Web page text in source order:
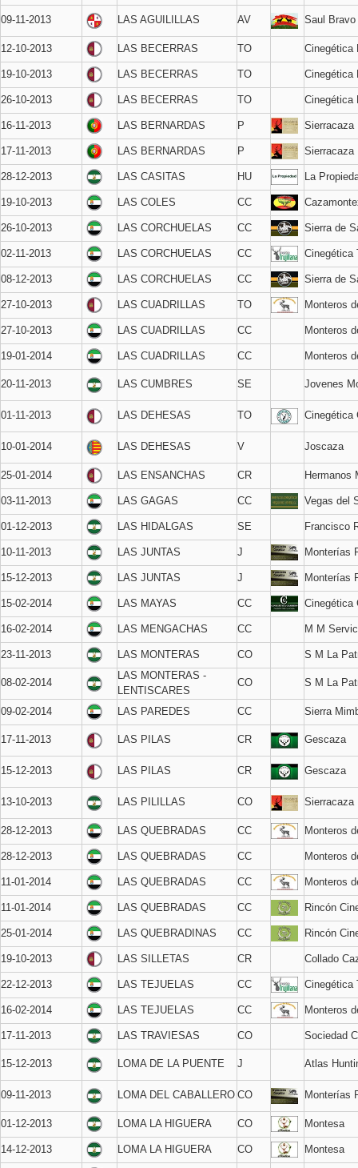
09-11-2013 LAS AGUILILLAS AV Saul
12-10-2013 LAS BECERRAS TO Cinegética
19-10-2013 LAS BECERRAS TO Cinegética
26-10-2013 LAS BECERRAS TO Cinegética
16-11-2013 LAS BERNARDAS P Sierracaza
17-11-2013 LAS BERNARDAS P Sierracaza
28-12-2013 LAS CASITAS HU La
19-10-2013 LAS COLES CC
26-10-2013 LAS CORCHUELAS CC Sierra de
02-11-2013 LAS CORCHUELAS CC Cinegética
08-12-2013 LAS CORCHUELAS CC Sierra de
27-10-2013 LAS CUADRILLAS TO Monteros
27-10-2013 LAS CUADRILLAS CC Monteros
19-01-2014 LAS CUADRILLAS CC Monteros
20-11-2013 LAS CUMBRES SE Jovenes
01-11-2013 LAS DEHESAS TO Cinegética
10-01-2014 LAS DEHESAS V Joscaza
25-01-2014 LAS ENSANCHAS CR Hermanos
03-11-2013 LAS GAGAS CC Vegas del
01-12-2013 LAS HIDALGAS SE Francisco
10-11-2013 LAS JUNTAS J Monterías
15-12-2013 LAS JUNTAS J Monterías
15-02-2014 LAS MAYAS CC Cinegética
16-02-2014 LAS MENGACHAS CC M M
23-11-2013 LAS MONTERAS CO S M La
08-02-2014
LAS MONTERAS -
LENTISCARES
CO S M La
09-02-2014 LAS PAREDES CC Sierra
17-11-2013 LAS PILAS CR Gescaza
15-12-2013 LAS PILAS CR Gescaza
13-10-2013 LAS PILILLAS CO Sierracaza
28-12-2013 LAS QUEBRADAS CC Monteros
28-12-2013 LAS QUEBRADAS CC Monteros
11-01-2014 LAS QUEBRADAS CC Monteros
11-01-2014 LAS QUEBRADAS CC Rincón
25-01-2014 LAS QUEBRADINAS CC Rincón
19-10-2013 LAS SILLETAS CR Collado
22-12-2013 LAS TEJUELAS CC Cinegética
16-02-2014 LAS TEJUELAS CC Monteros
17-11-2013 LAS TRAVIESAS CO Sociedad
15-12-2013 LOMA DE LA PUENTE J Atlas
09-11-2013 LOMA DEL CABALLERO CO Monterías
01-12-2013 LOMA LA HIGUERA CO Montesa
14-12-2013 LOMA LA HIGUERA CO Montesa